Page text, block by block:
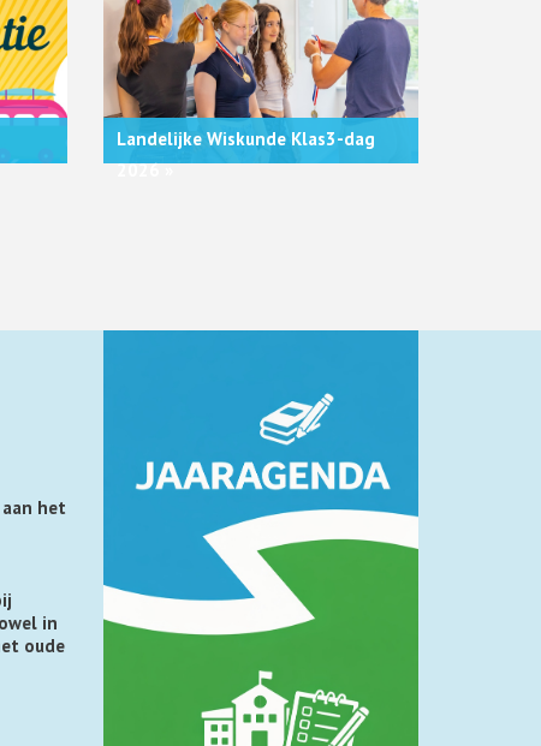
Landelijke Wiskunde Klas3-dag
2026 »
het
in
oude